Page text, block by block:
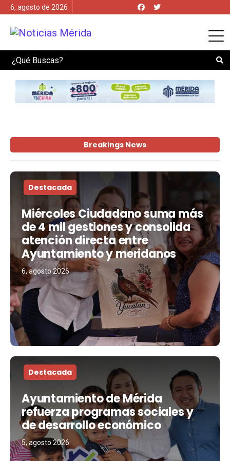
6, agosto de 2026
Search
Breakings News
Destacada
Miércoles Ciudadano suma más
de 4 mil gestiones y consolida
atención directa entre
Ayuntamiento y meridanos
6, agosto 2026
Destacada
Ayuntamiento de Mérida
refuerza programas sociales y
de desarrollo económico
5, agosto 2026